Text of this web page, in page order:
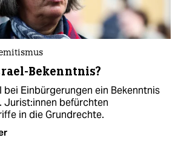
Bekenntnis?
Einbürgerungen ein Bekenntnis
Ju­ris­t:in­nen befürchten
in die Grundrechte.